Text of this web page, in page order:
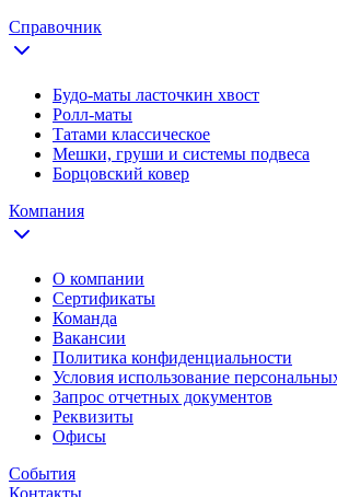
Справочник
Будо-маты ласточкин хвост
Ролл-маты
Татами классическое
Мешки, груши и системы подвеса
Борцовский ковер
Компания
О компании
Сертификаты
Команда
Вакансии
Политика конфиденциальности
Условия использование
Запрос отчетных документов
Реквизиты
Офисы
События
Контакты